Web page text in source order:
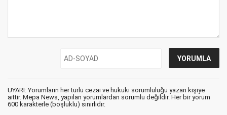
UYARI: Yorumların her türlü cezai ve hukuki sorumluluğu yazan kişiye
aittir. Mepa News, yapılan yorumlardan sorumlu değildir. Her bir yorum
600 karakterle (boşluklu) sınırlıdır.